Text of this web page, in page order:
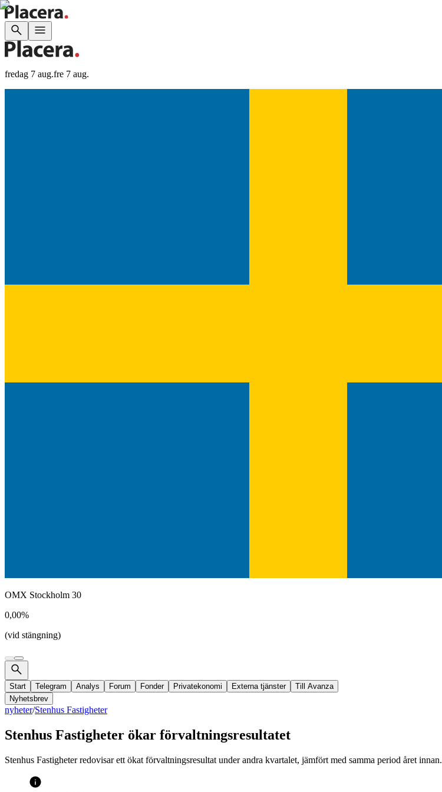
fredag 7 aug.fre 7 aug.
OMX Stockholm 30
0,00%
(vid stängning)
Start Telegram Analys Forum Fonder Privatekonomi Externa tjänster
Till Avanza
Nyhetsbrev
nyheter/Stenhus Fastigheter
Stenhus Fastigheter ökar förvaltningsresultatet
Stenhus Fastigheter redovisar ett ökat förvaltningsresultat under andra kvartalet, jämfört med samma period året innan.